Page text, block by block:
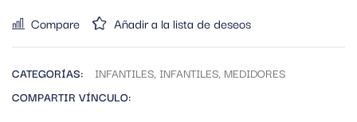
Compare Añadir a la lista de deseos
CATEGORÍAS: INFANTILES, INFANTILES, MEDIDORES
COMPARTIR VÍNCULO: